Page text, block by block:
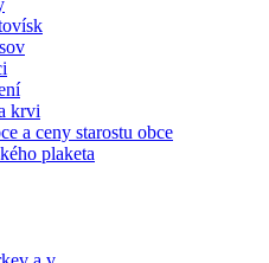
krvi
a ceny starostu obce
plaketa